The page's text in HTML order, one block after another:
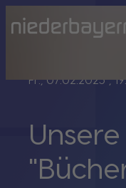
Fr., 07.02.2025,
Unsere